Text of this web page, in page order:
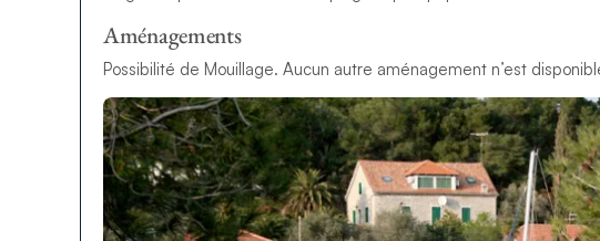
Aménagements
Possibilité de Mouillage. Aucun autre aménagement n’est